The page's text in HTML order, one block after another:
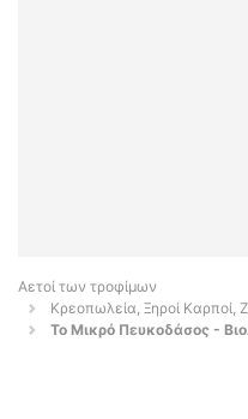
Αετοί των τροφίμων
Κρεοπωλεία, Ξηροί
Το Μικρό Πευκοδάσος -